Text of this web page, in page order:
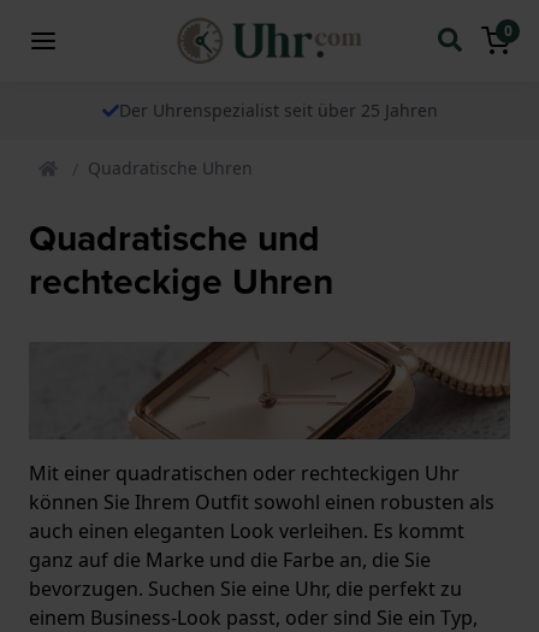
0
Der Uhrenspezialist seit über 25 Jahren
Quadratische Uhren
Quadratische und
rechteckige Uhren
Mit einer quadratischen oder rechteckigen Uhr
können Sie Ihrem Outfit sowohl einen robusten als
auch einen eleganten Look verleihen. Es kommt
ganz auf die Marke und die Farbe an, die Sie
bevorzugen. Suchen Sie eine Uhr, die perfekt zu
einem Business-Look passt, oder sind Sie ein Typ,